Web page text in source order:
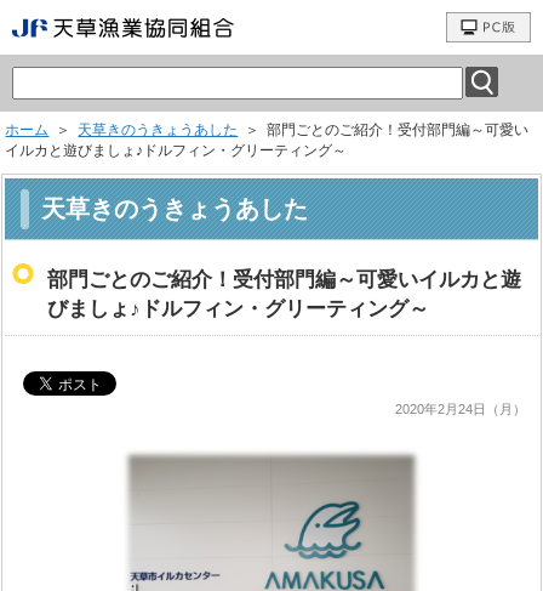
ホーム ＞ 天草きのうきょうあした
＞ 部門ごとのご紹介！受付部門編～可愛い
イルカと遊びましょ♪ドルフィン・グリーティング～
天草きのうきょうあした
部門ごとのご紹介！受付部門編～可愛いイルカと遊
びましょ♪ドルフィン・グリーティング～
2020年2月24日（月）